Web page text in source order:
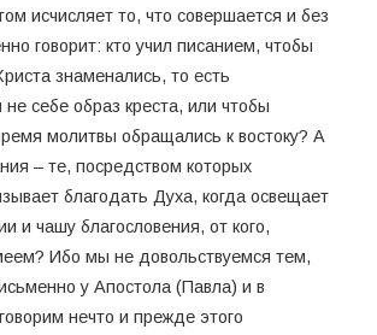
исчисляет то, что совершается и без
говорит: кто учил писанием, чтобы
знаменались, то есть
не себе образ креста, или чтобы
молитвы обращались к востоку? А
– те, посредством которых
благодать Духа, когда освещает
и чашу благословения, от кого,
Ибо мы не довольствуемся тем,
у Апостола (Павла) и в
нечто и прежде этого